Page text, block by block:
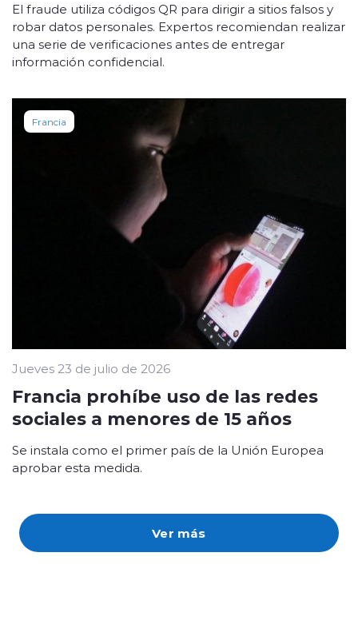
Ver más
El fraude utiliza códigos QR para dirigir a sitios falsos y
robar datos personales. Expertos recomiendan realizar
una serie de verificaciones antes de entregar
información confidencial.
Francia
Jueves 23 de julio de 2026
Francia prohíbe uso de las redes
sociales a menores de 15 años
Se instala como el primer país de la Unión Europea
aprobar esta medida.